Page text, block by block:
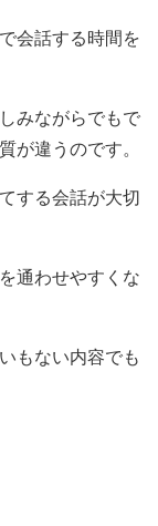
会話する時間を
みながらでもで
が違うのです。
する会話が大切
通わせやすくな
もない内容でも